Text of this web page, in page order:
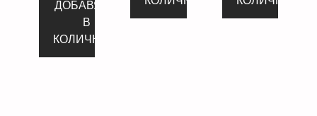
ДОБАВЯНЕ
В
КОЛИЧКАТА